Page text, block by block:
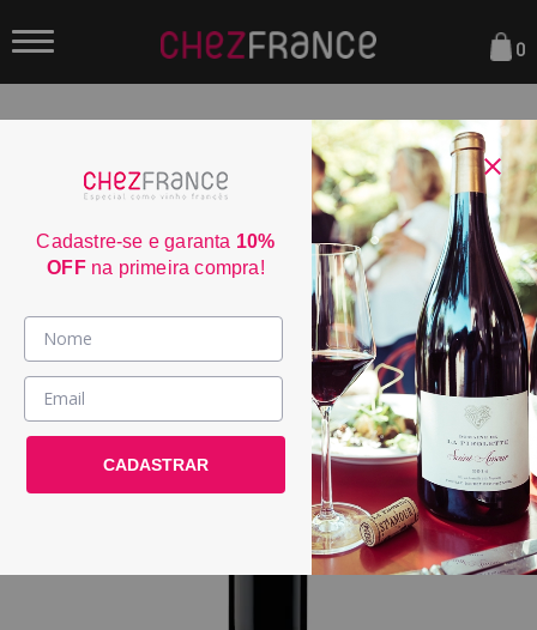
Vinhos >
País / Região >
Le Club >
0
ORDENAR POR:
50
Cadastre-se e garanta 10%
OFFna primeira compra!
CADASTRAR